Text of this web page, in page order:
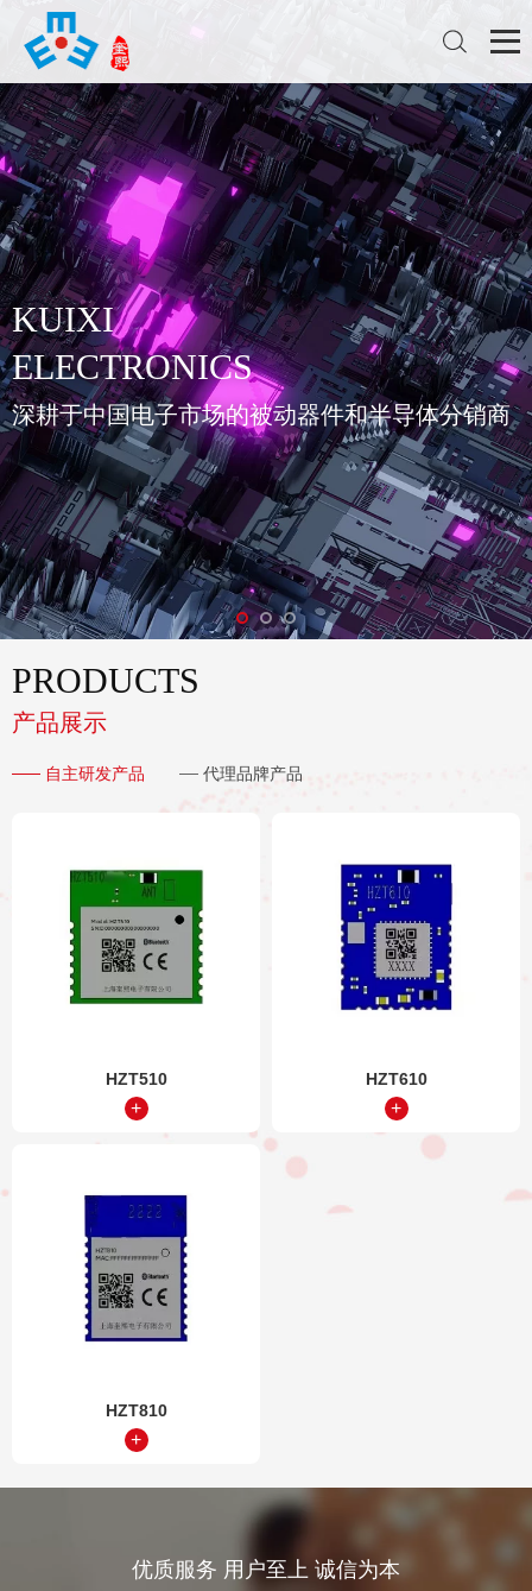
KUIXI
ELECTRONICS
深耕于中国电子市场的被动器件和半导体分销商
PRODUCTS
产品展示
自主研发产品 代理品牌产品
HZT510 HZT610
HZT810
优质服务 用户至上 诚信为本